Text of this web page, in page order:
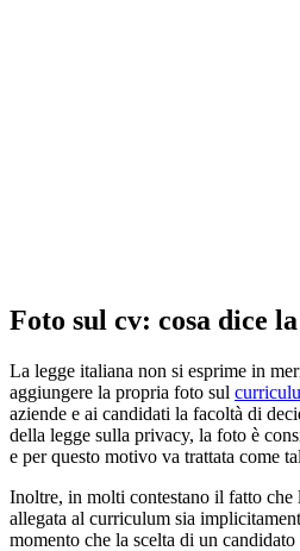
Foto sul cv: cosa dice
La legge italiana non si esprime in
aggiungere la propria foto sul
aziende e ai candidati la facoltà di
della legge sulla privacy, la foto è
e per questo motivo va trattata come
Inoltre, in molti contestano il fatto che
allegata al curriculum sia
momento che la scelta di un